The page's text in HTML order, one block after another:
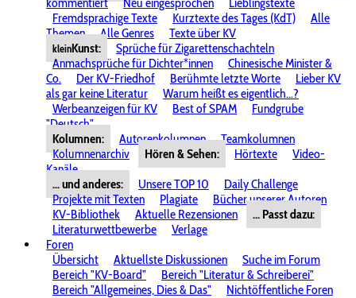
Fremdsprachige Texte
Kurztexte des Tages (KdT)
Alle
Themen
Alle Genres Texte über KV
kleinKunst:
Sprüche für Zigarettenschachteln
Anmachsprüche für Dichter*innen
Chinesische Minister &
Co.
Der KV-Friedhof Berühmte letzte Worte
Lieber KV
als gar keine Literatur
Warum heißt es eigentlich...?
Werbeanzeigen für KV
Best of SPAM
Fundgrube
"Deutsch"
Kolumnen:
Autorenkolumnen
Teamkolumnen
Kolumnenarchiv
Hören & Sehen: Hörtexte
Video-
Kanäle
... und anderes:
Unsere TOP 10
Daily Challenge
Projekte mit Texten
Plagiate
Bücher unserer Autoren
KV-Bibliothek
Aktuelle Rezensionen
... Passt dazu:
Literaturwettbewerbe
Verlage
Foren
Übersicht
Aktuellste Diskussionen
Suche im Forum
Bereich "KV-Board"
Bereich "Literatur & Schreiberei"
Bereich "Allgemeines, Dies & Das"
Nichtöffentliche Foren